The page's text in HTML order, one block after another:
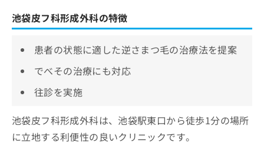
池袋皮フ科形成外科の特徴
患者の状態に適した逆さまつ毛の治療法を提案
でべその治療にも対応
往診を実施
池袋皮フ科形成外科は、池袋駅東口から徒歩1分の場所
に立地する利便性の良いクリニックです。